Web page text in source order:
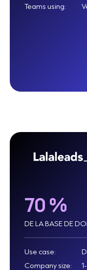
Teams using:
70 %
DE LA BASE DE
Use case:
Company size: